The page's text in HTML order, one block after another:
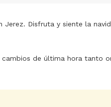
Jerez. Disfruta y siente la
de última hora tanto